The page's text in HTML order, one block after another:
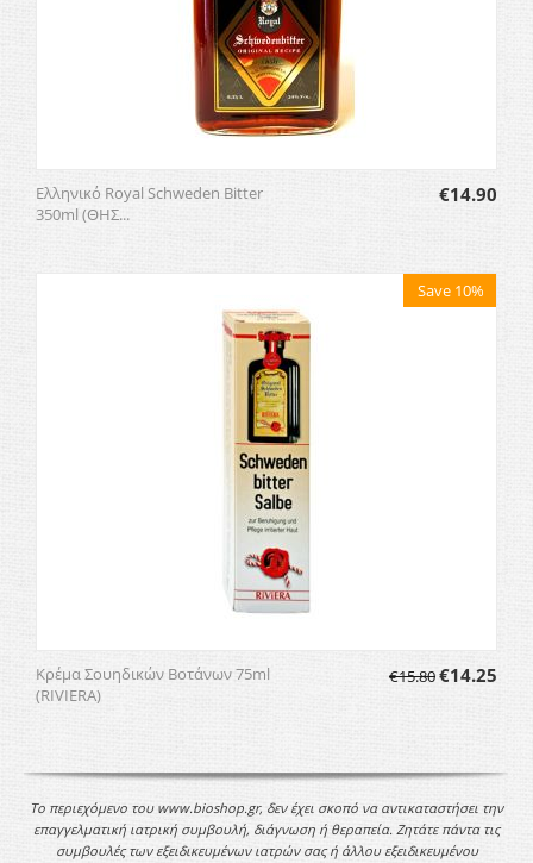
Ελληνικό Royal Schweden Bitter
350ml (ΘΗΣ...
€14.90
Save 10%
Κρέμα Σουηδικών Βοτάνων 75ml
(RIVIERA)
€15.80€14.25
Το περιεχόμενο του www.bioshop.gr, δεν έχει σκοπό να αντικαταστήσει την
επαγγελματική ιατρική συμβουλή, διάγνωση ή θεραπεία. Ζητάτε πάντα τις
συμβουλές των εξειδικευμένων ιατρών σας ή άλλου εξειδικευμένου